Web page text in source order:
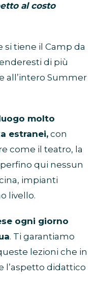
al costo
si tiene il Camp da
di più
all’intero Summer
molto
estranei, con
come il teatro, la
qui nessun
impianti
livello.
ogni giorno
. Ti garantiamo
lezioni che in
l’aspetto didattico